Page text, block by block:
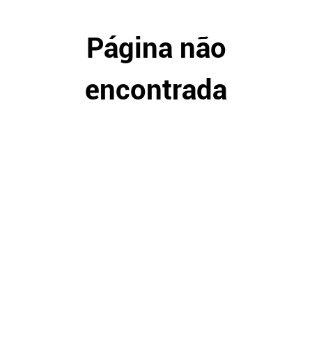
Página não
encontrada